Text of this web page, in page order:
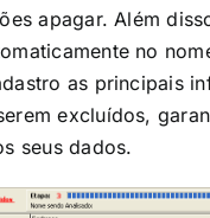
apagar. Além
no
as principais
excluídos,
seus dados.